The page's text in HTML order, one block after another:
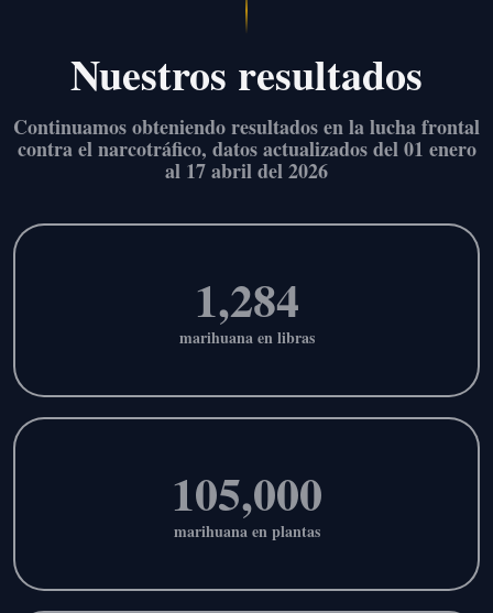
Nuestros resultados
Continuamos obteniendo resultados en la lucha frontal
contra el narcotráfico, datos actualizados del 01 enero
al 17 abril del 2026
1,284
marihuana en libras
105,000
marihuana en plantas